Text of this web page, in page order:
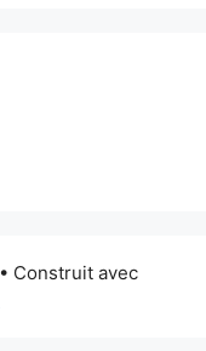
• Construit avec